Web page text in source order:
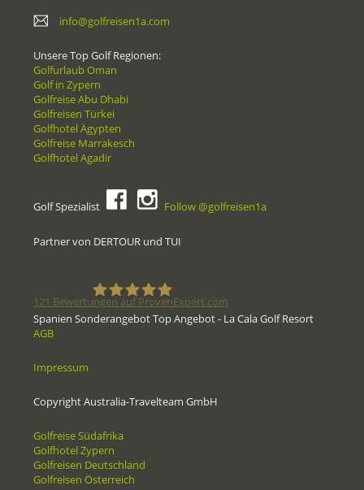
info@golfreisen1a.com
Unsere Top Golf Regionen:
Golfurlaub Oman
Golf in Zypern
Golfreise Abu Dhabi
Golfreisen Türkei
Golfhotel Ägypten
Golfreise Marrakesch
Golfhotel Agadir
Golf Spezialist Follow @golfreisen1a
Partner von DERTOUR und TUI
121 Bewertungen auf ProvenExpert.com
Spanien Sonderangebot Top Angebot - La Cala Golf Resort
AGB
Impressum
Copyright Australia-Travelteam GmbH
Golfreise Südafrika
Golfhotel Zypern
Golfreisen Deutschland
Golfreisen Österreich